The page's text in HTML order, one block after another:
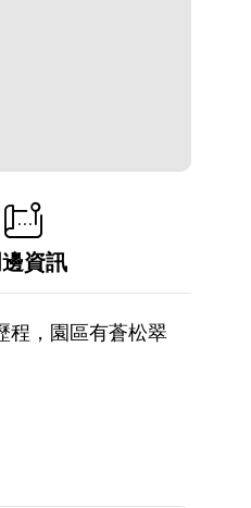
資訊
程，園區有蒼松翠